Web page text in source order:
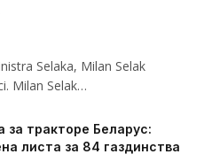
Selaka, Milan Selak
Milan Selak…
за тракторе Беларус:
листа за 84 газдинства